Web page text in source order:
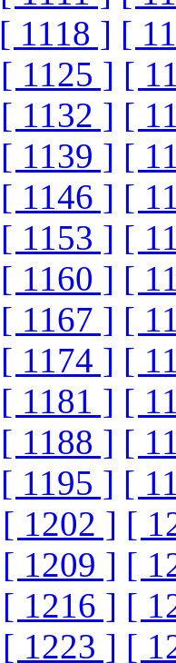
[ 1118 ] [
[ 1125 ] [
[ 1132 ] [
[ 1139 ] [
[ 1146 ] [
[ 1153 ] [
[ 1160 ] [
[ 1167 ] [
[ 1174 ] [
[ 1181 ] [
[ 1188 ] [
[ 1195 ] [
[ 1202 ] [
[ 1209 ] [
[ 1216 ] [
[ 1223 ] [